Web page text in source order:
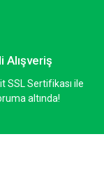
Alışveriş
SSL Sertifikası ile
altında!